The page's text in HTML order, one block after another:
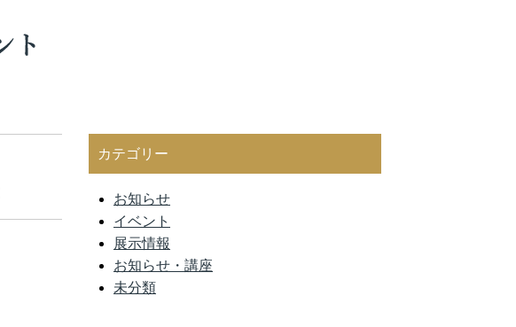
カテゴリー
お知らせ
イベント
展示情報
お知らせ・講座
未分類